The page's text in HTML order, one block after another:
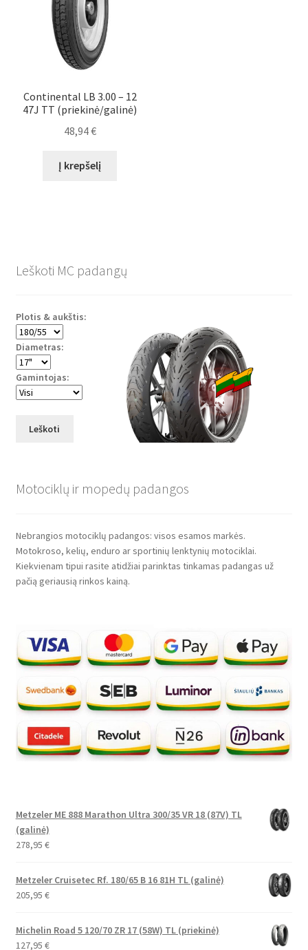
Continental LB 3.00 – 12
47J TT (priekinė/galinė)
48,94€
Į krepšelį
Leškoti MC padangų
Plotis & aukštis:
Diametras:
Gamintojas:
Leškoti
Motociklų ir mopedų padangos
Nebrangios motociklų padangos: visos esamos markės.
Motokroso, kelių, enduro ar sportinių lenktynių motociklai.
Kiekvienam tipui rasite atidžiai parinktas tinkamas padangas už
pačią geriausią rinkos kainą.
Metzeler ME 888 Marathon Ultra 300/35 VR 18 (87V) TL
(galinė)
278,95 €
Metzeler Cruisetec Rf. 180/65 B 16 81H TL (galinė)
205,95 €
Michelin Road 5 120/70 ZR 17 (58W) TL (priekinė)
127,95 €